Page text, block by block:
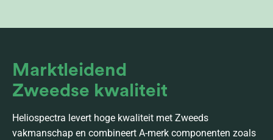
Marktleidend
Zweedse kwaliteit
Heliospectra levert hoge kwaliteit met Zweeds
vakmanschap en combineert A-merk componenten zoals